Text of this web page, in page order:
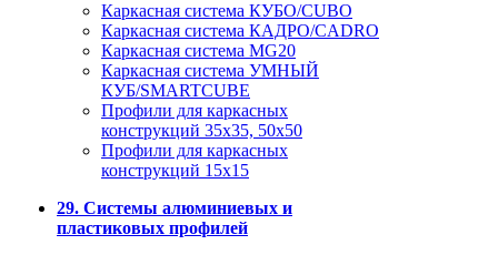
Каркасная система КУБО/CUBO
Каркасная система КАДРО/CADRO
Каркасная система MG20
Каркасная система УМНЫЙ
КУБ/SMARTCUBE
Профили для каркасных
конструкций 35x35, 50x50
Профили для каркасных
конструкций 15х15
29. Системы алюминиевых и
пластиковых профилей